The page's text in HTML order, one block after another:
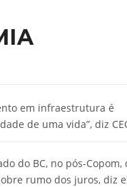
em infraestrutura é
de uma vida”, diz
do BC, no pós-Copom,
rumo dos juros, diz